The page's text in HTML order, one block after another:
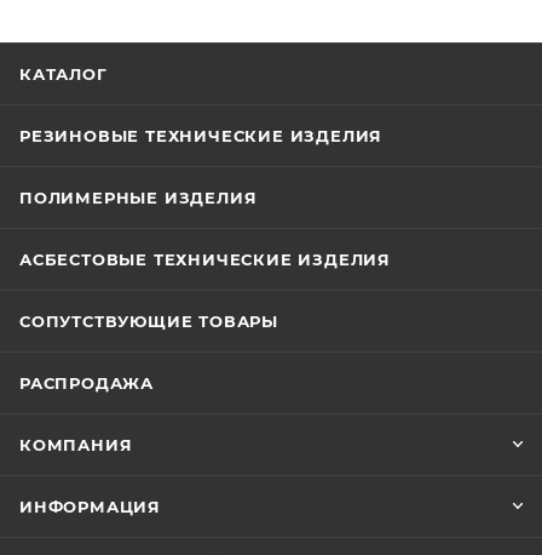
КАТАЛОГ
РЕЗИНОВЫЕ ТЕХНИЧЕСКИЕ ИЗДЕЛИЯ
ПОЛИМЕРНЫЕ ИЗДЕЛИЯ
АСБЕСТОВЫЕ ТЕХНИЧЕСКИЕ ИЗДЕЛИЯ
СОПУТСТВУЮЩИЕ ТОВАРЫ
РАСПРОДАЖА
КОМПАНИЯ
ИНФОРМАЦИЯ